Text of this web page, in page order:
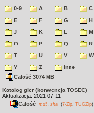
0-9 A B C
E
F G H
J
K L M
O
P Q R
T
U V W
Y
Z
inne
Całość 3074 MB
Katalog gier (konwencja TOSEC)
Aktualizacja: 2021-07-11
Całość md5 sha (7-Zip TUGZip)